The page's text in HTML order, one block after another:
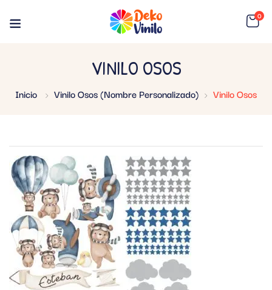
0
VINILO OSOS
Inicio Vinilo Osos (Nombre Personalizado) Vinilo Osos